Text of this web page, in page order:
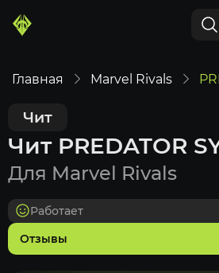
Главная Marvel Rivals
Чит
Чит PREDATOR
Для Marvel Rivals
Отзывы
Работает